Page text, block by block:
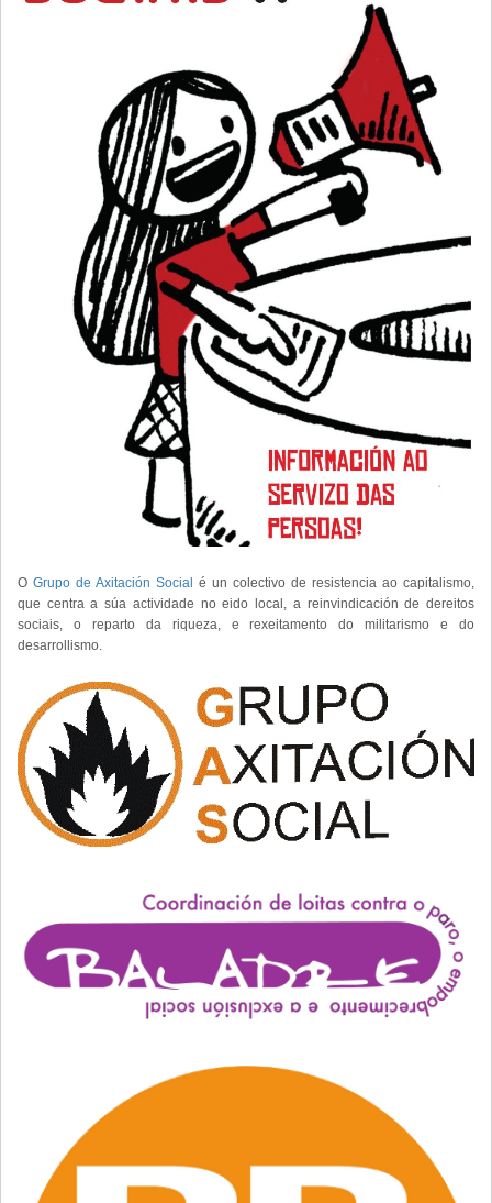
O Grupo de Axitación Social é un colectivo de resistencia ao capitalismo,
que centra a súa actividade no eido local, a reinvindicación de dereitos
sociais, o reparto da riqueza, e rexeitamento do militarismo e do
desarrollismo.